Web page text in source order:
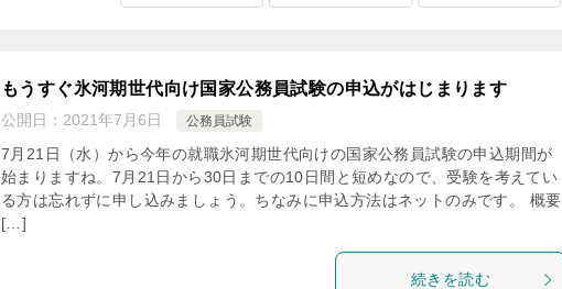
もうすぐ氷河期世代向け国家公務員試験の申込がはじまります
公開日： 2021年7月6日 公務員試験
7月21日（水）から今年の就職氷河期世代向けの国家公務員試験の申込期間が
始まりますね。7月21日から30日までの10日間と短めなので、受験を考えてい
る方は忘れずに申し込みましょう。ちなみに申込方法はネットのみです。 概要
[…]
続きを読む